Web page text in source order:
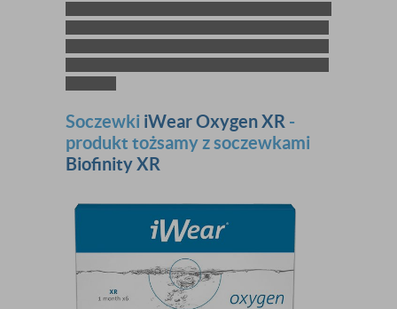
Soczewki iWear Oxygen XR -
produkt tożsamy z soczewkami
Biofinity XR